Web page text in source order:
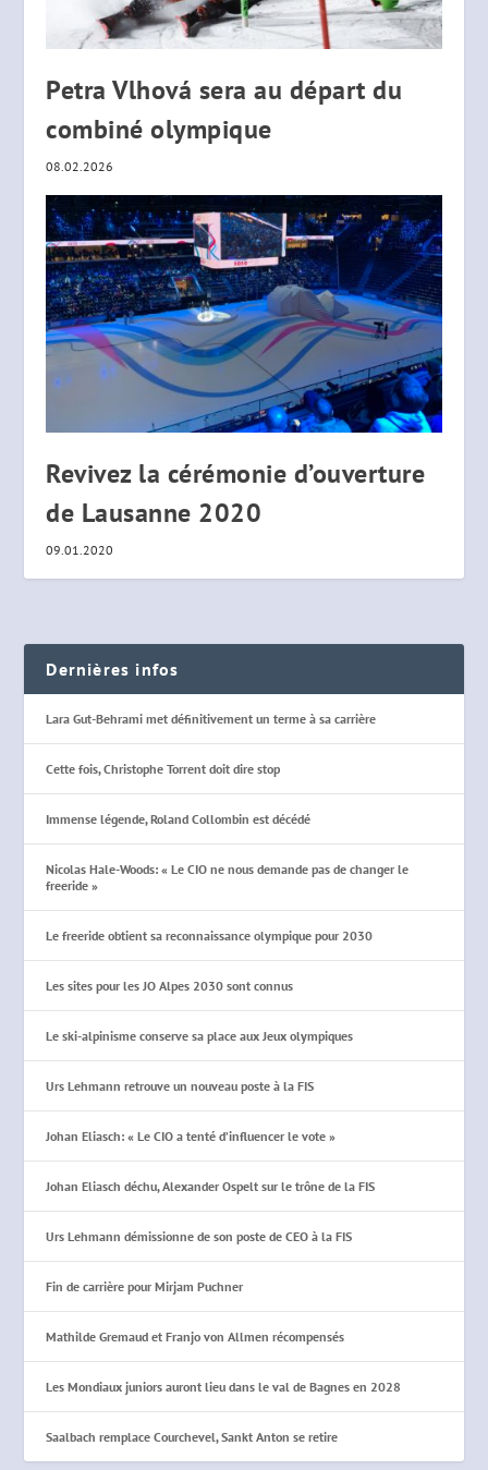
Petra Vlhová sera au départ du
combiné olympique
08.02.2026
Revivez la cérémonie d’ouverture
de Lausanne 2020
09.01.2020
Dernières infos
Lara Gut-Behrami met définitivement un terme à sa carrière
Cette fois, Christophe Torrent doit dire stop
Immense légende, Roland Collombin est décédé
Nicolas Hale-Woods: « Le CIO ne nous demande pas de changer le
freeride »
Le freeride obtient sa reconnaissance olympique pour 2030
Les sites pour les JO Alpes 2030 sont connus
Le ski-alpinisme conserve sa place aux Jeux olympiques
Urs Lehmann retrouve un nouveau poste à la FIS
Johan Eliasch: « Le CIO a tenté d’influencer le vote »
Johan Eliasch déchu, Alexander Ospelt sur le trône de la FIS
Urs Lehmann démissionne de son poste de CEO à la FIS
Fin de carrière pour Mirjam Puchner
Mathilde Gremaud et Franjo von Allmen récompensés
Les Mondiaux juniors auront lieu dans le val de Bagnes en 2028
Saalbach remplace Courchevel, Sankt Anton se retire